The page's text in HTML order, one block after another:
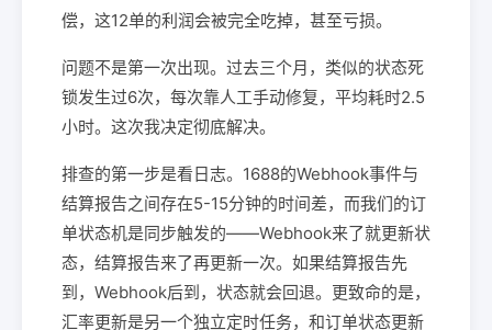
偿，这12单的利润会被完全吃掉，甚至亏损。
问题不是第一次出现。过去三个月，类似的状态死
锁发生过6次，每次靠人工手动修复，平均耗时2.5
小时。这次我决定彻底解决。
排查的第一步是看日志。1688的Webhook事件与
结算报告之间存在5-15分钟的时间差，而我们的订
单状态机是同步触发的——Webhook来了就更新状
态，结算报告来了再更新一次。如果结算报告先
到，Webhook后到，状态就会回退。更致命的是，
汇率更新是另一个独立定时任务，和订单状态更新